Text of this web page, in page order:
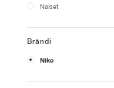
Naiset
Brändi
Nike